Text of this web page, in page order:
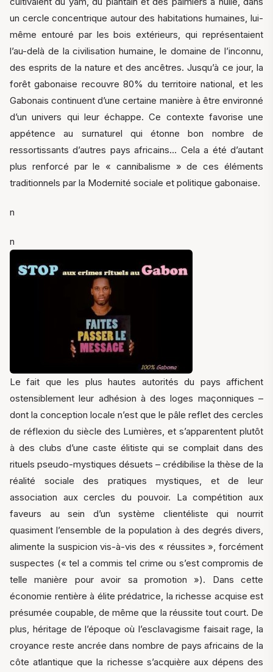
un cercle concentrique autour des habitations humaines, lui-
même entouré par les bois extérieurs, qui représentaient
l’au-delà de la civilisation humaine, le domaine de l’inconnu,
des esprits de la nature et des ancêtres. Jusqu’à ce jour, la
forêt gabonaise recouvre 80% du territoire national, et les
Gabonais continuent d’une certaine manière à être environné
d’un univers qui leur échappe. Ce contexte favorise une
appétence au surnaturel qui étonne bon nombre de
ressortissants d’autres pays africains… Cela a été d’autant
plus renforcé par le « cannibalisme » de ces éléments
traditionnels par la Modernité sociale et politique gabonaise.
n
n
Le fait que les plus hautes autorités du pays affichent
ostensiblement leur adhésion à des loges maçonniques –
dont la conception locale n’est que le pâle reflet des cercles
de réflexion du siècle des Lumières, et s’apparentent plutôt
à des clubs d’une caste élitiste qui se complait dans des
rituels pseudo-mystiques désuets – crédibilise la thèse de la
réalité sociale des pratiques mystiques, et de leur
association aux cercles du pouvoir. La compétition aux
faveurs au sein d’un système clientéliste qui nourrit
quasiment l’ensemble de la population à des degrés divers,
alimente la suspicion vis-à-vis des « réussites », forcément
suspectes (« tel a commis tel crime ou s’est compromis de
telle manière pour avoir sa promotion »). Dans cette
économie rentière à élite prédatrice, la richesse acquise est
présumée coupable, de même que la réussite tout court. De
plus, héritage de l’époque où l’esclavagisme faisait rage, la
croyance reste ancrée dans nombre de pays africains de la
côte atlantique que la richesse s’acquière aux dépens des